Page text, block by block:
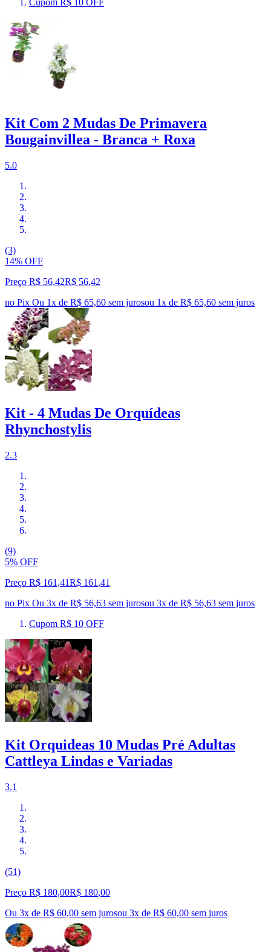
Kit Com 2 Mudas De Primavera
Bougainvillea - Branca + Roxa
5.0
(3)
14% OFF
Preço R$ 56,42R$ 56,42
no Pix Ou 1x de R$ 65,60 sem jurosou 1x de R$ 65,60 sem juros
Kit - 4 Mudas De Orquídeas
Rhynchostylis
2.3
(9)
5% OFF
Preço R$ 161,41R$ 161 ,41
no Pix Ou 3x de R$ 56,63 sem jurosou 3x de R$ 56,63 sem juros
Cupom R$ 10 OFF
Kit Orquideas 10 Mudas Pré Adultas
Cattleya Lindas e Variadas
3.1
(51)
Preço R$ 180,00R$ 180,00
Ou 3x de R$ 60,00 sem jurosou 3x de R$ 60,00 sem juros